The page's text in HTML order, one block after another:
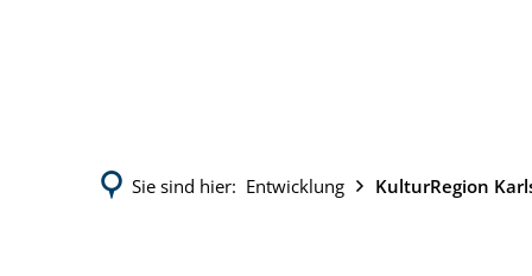
Sie sind hier: Entwicklung KulturRegion